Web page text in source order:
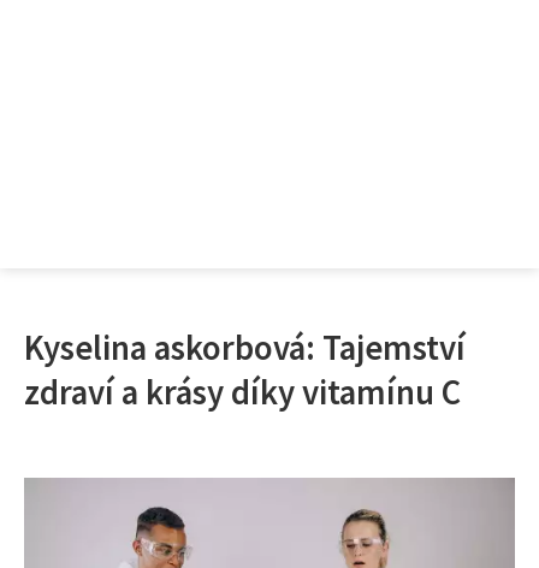
Kyselina askorbová: Tajemství
zdraví a krásy díky vitamínu C